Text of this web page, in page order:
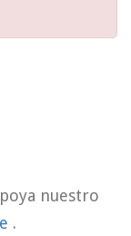
nuestro
.